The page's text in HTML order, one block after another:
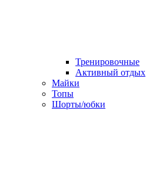
Тренировочные
Активный отдых
Майки
Топы
Шорты/юбки